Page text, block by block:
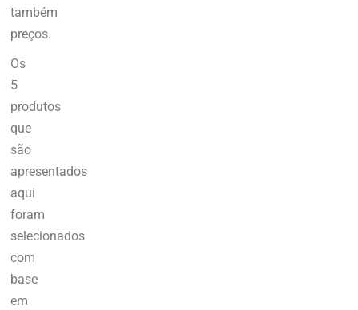
também
preços.
Os
5
produtos
que
são
apresentados
aqui
foram
selecionados
com
base
em